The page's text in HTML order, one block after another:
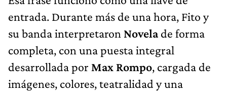
entrada. Durante más de una hora, Fito y
su banda interpretaron Novelade forma
completa, con una puesta integral
desarrollada por Max Rompo, cargada de
imágenes, colores, teatralidad y una